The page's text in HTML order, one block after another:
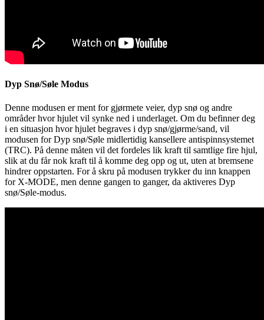
Dyp Snø/Søle Modus
Denne modusen er ment for gjørmete veier, dyp snø og andre
områder hvor hjulet vil synke ned i underlaget. Om du befinner deg
i en situasjon hvor hjulet begraves i dyp snø/gjørme/sand, vil
modusen for Dyp snø/Søle midlertidig kansellere antispinnsystemet
(TRC). På denne måten vil det fordeles lik kraft til samtlige fire hjul,
slik at du får nok kraft til å komme deg opp og ut, uten at bremsene
hindrer oppstarten. For å skru på modusen trykker du inn knappen
for X-MODE, men denne gangen to ganger, da aktiveres Dyp
snø/Søle-modus.